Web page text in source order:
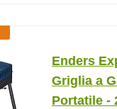
Enders
Griglia a
Portatile -